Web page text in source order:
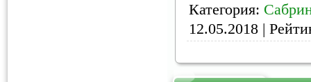
Категория:
12.05.2018 |